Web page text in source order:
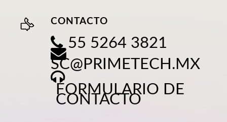
CONTACTO
55 5264 3821
SC@PRIMETECH.MX
FORMULARIO DE
CONTACTO